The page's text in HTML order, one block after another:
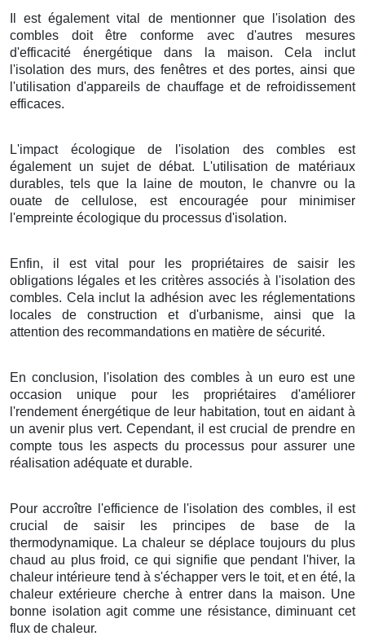
Il est également vital de mentionner que l'isolation des
combles doit être conforme avec d'autres mesures
d'efficacité énergétique dans la maison. Cela inclut
l'isolation des murs, des fenêtres et des portes, ainsi que
l'utilisation d'appareils de chauffage et de refroidissement
efficaces.
L'impact écologique de l'isolation des combles est
également un sujet de débat. L'utilisation de matériaux
durables, tels que la laine de mouton, le chanvre ou la
ouate de cellulose, est encouragée pour minimiser
l'empreinte écologique du processus d'isolation.
Enfin, il est vital pour les propriétaires de saisir les
obligations légales et les critères associés à l'isolation des
combles. Cela inclut la adhésion avec les réglementations
locales de construction et d'urbanisme, ainsi que la
attention des recommandations en matière de sécurité.
En conclusion, l'isolation des combles à un euro est une
occasion unique pour les propriétaires d'améliorer
l'rendement énergétique de leur habitation, tout en aidant à
un avenir plus vert. Cependant, il est crucial de prendre en
compte tous les aspects du processus pour assurer une
réalisation adéquate et durable.
Pour accroître l'efficience de l'isolation des combles, il est
crucial de saisir les principes de base de la
thermodynamique. La chaleur se déplace toujours du plus
chaud au plus froid, ce qui signifie que pendant l'hiver, la
chaleur intérieure tend à s'échapper vers le toit, et en été, la
chaleur extérieure cherche à entrer dans la maison. Une
bonne isolation agit comme une résistance, diminuant cet
flux de chaleur.